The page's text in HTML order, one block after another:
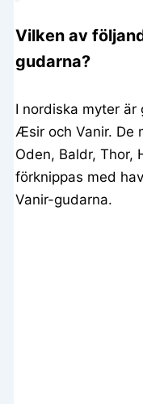
Vilken av
gudarna?
I nordiska myter är
Æsir och Vanir. De
Oden, Baldr, Thor,
förknippas med
Vanir-gudarna.